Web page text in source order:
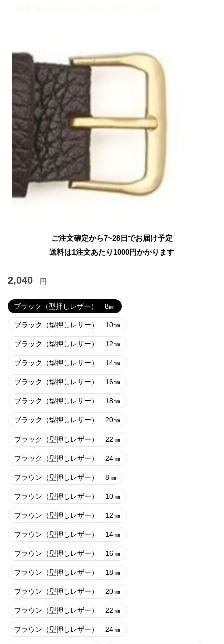
ご注文確定から7~28日でお届け予定
送料は1注文あたり 1000円かかります
2,040 円
ブラック（型押しレザー） 8㎜
ブラック（型押しレザー） 10㎜
ブラック（型押しレザー） 12㎜
ブラック（型押しレザー） 14㎜
ブラック（型押しレザー） 16㎜
ブラック（型押しレザー） 18㎜
ブラック（型押しレザー） 20㎜
ブラック（型押しレザー） 22㎜
ブラック（型押しレザー） 24㎜
ブラウン（型押しレザー） 8㎜
ブラウン（型押しレザー） 10㎜
ブラウン（型押しレザー） 12㎜
ブラウン（型押しレザー） 14㎜
ブラウン（型押しレザー） 16㎜
ブラウン（型押しレザー） 18㎜
ブラウン（型押しレザー） 20㎜
ブラウン（型押しレザー） 22㎜
ブラウン（型押しレザー） 24㎜